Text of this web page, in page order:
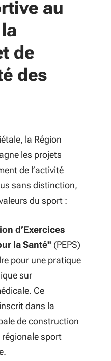
au
de
des
la Région
les projets
de l’activité
sans distinction,
du sport :
d’Exercices
la Santé" (PEPS)
pour une pratique
sur
Ce
dans la
de construction
sport